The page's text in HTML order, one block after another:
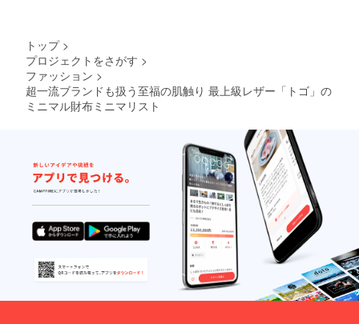
トップ >
プロジェクトをさがす >
ファッション >
超一流ブランドも扱う至福の肌触り 最上級レザー「トゴ」の
ミニマル財布ミニマリスト